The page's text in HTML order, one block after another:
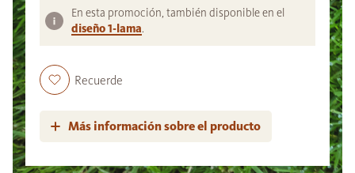
En esta promoción, también disponible en el
diseño 1-lama.
Recuerde
Más información sobre el producto